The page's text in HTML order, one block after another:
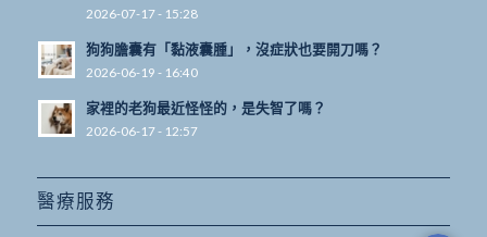
2026-07-17 - 15:28
狗狗膽囊有「黏液囊腫」，沒症狀也要開刀嗎？
2026-06-19 - 16:40
家裡的老狗最近怪怪的，是失智了嗎？
2026-06-17 - 12:57
醫療服務